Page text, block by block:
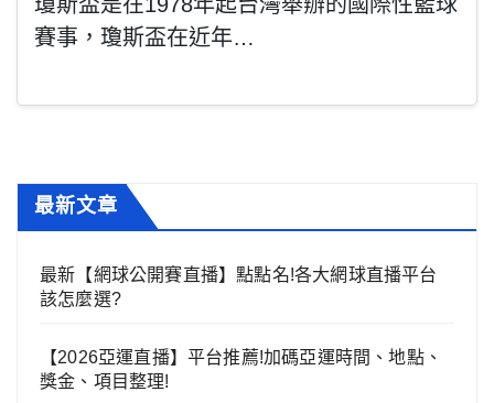
賽事，瓊斯盃在近年…
最新文章
最新【網球公開賽直播】點點名!各大網球直播平台
該怎麼選?
【2026亞運直播】平台推薦!加碼亞運時間、地點、
獎金、項目整理!